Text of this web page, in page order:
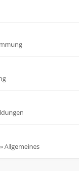
»Allgemeines